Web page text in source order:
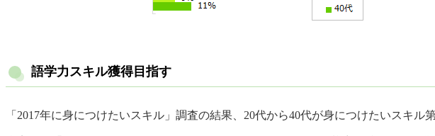
語学力スキル獲得目指す
「2017年に身につけたいスキル」調査の結果、20代から40代が身につけたいスキル